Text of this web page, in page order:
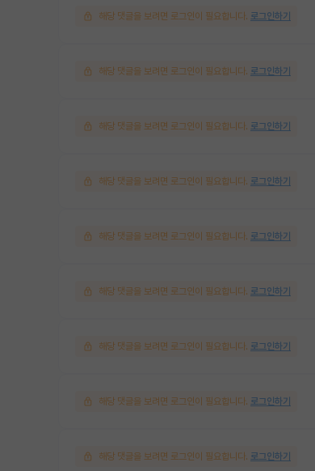
해당 댓글을 보려면 로그인이 필요합니다. 로그인하기
해당 댓글을 보려면 로그인이 필요합니다. 로그인하기
해당 댓글을 보려면 로그인이 필요합니다. 로그인하기
해당 댓글을 보려면 로그인이 필요합니다. 로그인하기
해당 댓글을 보려면 로그인이 필요합니다. 로그인하기
해당 댓글을 보려면 로그인이 필요합니다. 로그인하기
해당 댓글을 보려면 로그인이 필요합니다. 로그인하기
해당 댓글을 보려면 로그인이 필요합니다. 로그인하기
해당 댓글을 보려면 로그인이 필요합니다. 로그인하기